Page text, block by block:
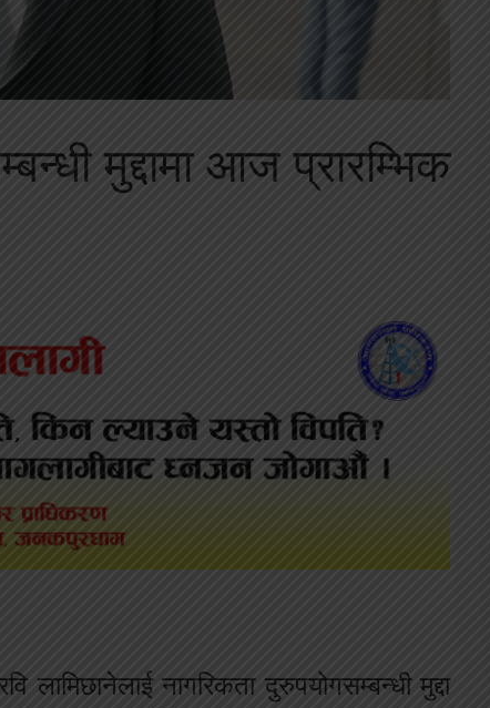
मुद्दामा आज प्रारम्भिक
लामिछानेलाई नागरिकता दुरुपयोगसम्बन्धी मुद्दा